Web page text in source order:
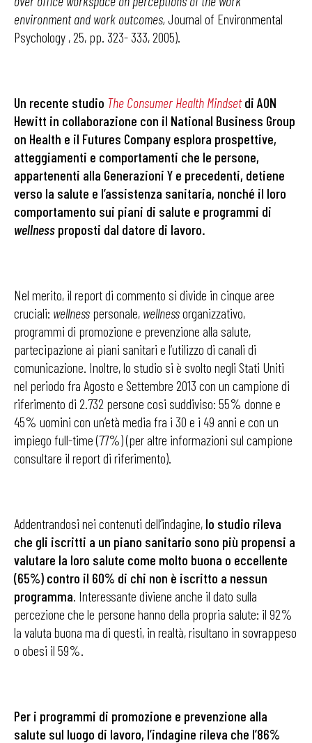
environment and work outcomes,Journal of Environmental
Psychology , 25, pp. 323- 333, 2005).
Un recente studio The Consumer Health Mindset di AON
Hewitt in collaborazione con il National Business Group
on Health e il Futures Company esplora prospettive,
atteggiamenti e comportamenti che le persone,
appartenenti alla Generazioni Y e precedenti, detiene
verso la salute e l’assistenza sanitaria, nonché il loro
comportamento sui piani di salute e programmi di
wellness proposti dal datore di lavoro.
Nel merito, il report di commento si divide in cinque aree
cruciali: wellness personale, wellnessorganizzativo,
programmi di promozione e prevenzione alla salute,
partecipazione ai piani sanitari e l’utilizzo di canali di
comunicazione. Inoltre, lo studio si è svolto negli Stati Uniti
nel periodo fra Agosto e Settembre 2013 con un campione di
riferimento di 2.732 persone cosi suddiviso: 55% donne e
45% uomini con un’età media fra i 30 e i 49 anni e con un
impiego full-time (77%) (per altre informazioni sul campione
consultare il report di riferimento).
Addentrandosi nei contenuti dell’indagine, lo studio rileva
che gli iscritti a un piano sanitario sono più propensi a
valutare la loro salute come molto buona o eccellente
(65%) contro il 60% di chi non è iscritto a nessun
programma. Interessante diviene anche il dato sulla
percezione che le persone hanno della propria salute: il 92%
la valuta buona ma di questi, in realtà, risultano in sovrappeso
o obesi il 59%.
Per i programmi di promozione e prevenzione alla
salute sul luogo di lavoro, l’indagine rileva che l’86%